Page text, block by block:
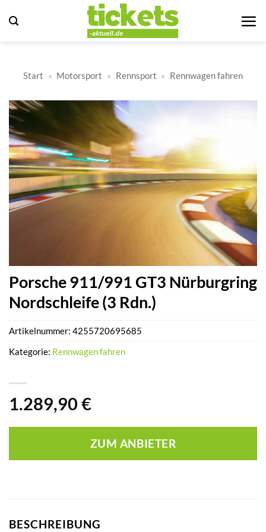
Inhalt
Start » Motorsport » Rennsport » Rennwagen fahren
Porsche 911/991 GT3 Nürburgring
Nordschleife (3 Rdn.)
1.289,90 €
ZUM ANBIETER
Artikelnummer: 4255720695685
Kategorie: Rennwagen fahren
BESCHREIBUNG